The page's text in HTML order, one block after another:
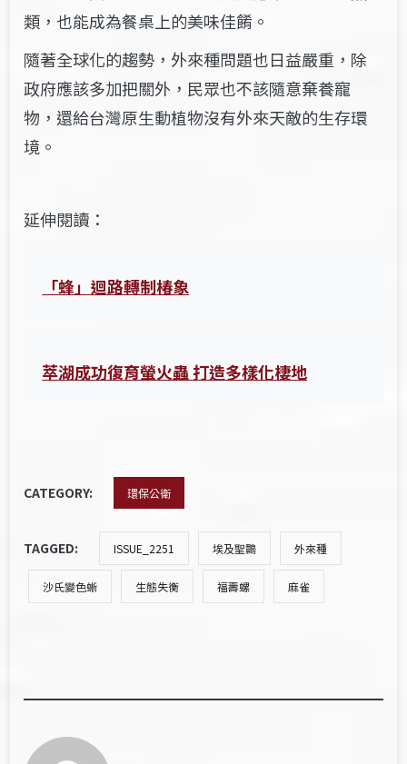
類，也能成為餐桌上的美味佳餚。
隨著全球化的趨勢，外來種問題也日益嚴重，除
政府應該多加把關外，民眾也不該隨意棄養寵
物，還給台灣原生動植物沒有外來天敵的生存環
境。
延伸閱讀：
「蜂」迴路轉制椿象
萃湖成功復育螢火蟲 打造多樣化棲地
CATEGORY: 環保公衛
TAGGED: ISSUE_2251 埃及聖䴉 外來種
沙氏變色蜥 生態失衡 福壽螺 麻雀